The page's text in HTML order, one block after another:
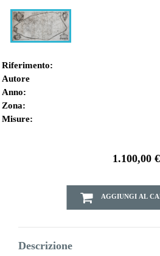
Riferimento:
Autore
Anno:
Zona:
Misure:
1.100,00 €
AGGIUNGI AL
Descrizione